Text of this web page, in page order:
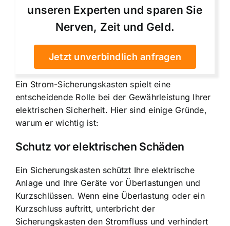
unseren Experten und sparen Sie
Nerven, Zeit und Geld.
Jetzt unverbindlich anfragen
Ein Strom-Sicherungskasten spielt eine
entscheidende Rolle bei der Gewährleistung Ihrer
elektrischen Sicherheit. Hier sind einige Gründe,
warum er wichtig ist:
Schutz vor elektrischen Schäden
Ein Sicherungskasten schützt Ihre elektrische
Anlage und Ihre Geräte vor Überlastungen und
Kurzschlüssen. Wenn eine Überlastung oder ein
Kurzschluss auftritt, unterbricht der
Sicherungskasten den Stromfluss und verhindert